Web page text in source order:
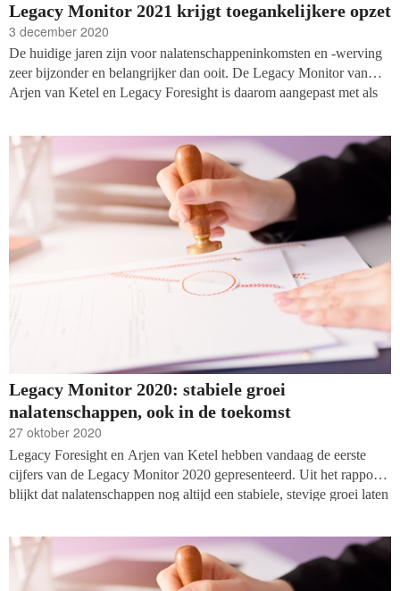
Legacy Monitor 2021 krijgt toegankelijkere opzet
3 december 2020
De huidige jaren zijn voor nalatenschappeninkomsten en -werving
zeer bijzonder en belangrijker dan ooit. De Legacy Monitor van
Arjen van Ketel en Legacy Foresight is daarom aangepast met als
Legacy Monitor 2020: stabiele groei
nalatenschappen, ook in de toekomst
27 oktober 2020
Legacy Foresight en Arjen van Ketel hebben vandaag de eerste
cijfers van de Legacy Monitor 2020 gepresenteerd. Uit het rapport
blijkt dat nalatenschappen nog altijd een stabiele, stevige groei laten
coronavirus, nog positief in de periode tot 2030.